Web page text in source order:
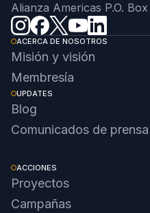
Alianza Americas P.O.
ACERCA DE NOSOTROS
Misión y visión
Membresía
UPDATES
Blog
Comunicados de prensa
ACCIONES
Proyectos
Campañas